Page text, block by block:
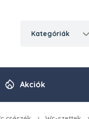
kategóriák
Akciók